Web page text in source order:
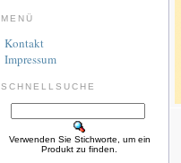
MENÜ
Kontakt
Impressum
SCHNELLSUCHE
Verwenden Sie Stichworte, um ein
Produkt zu finden.